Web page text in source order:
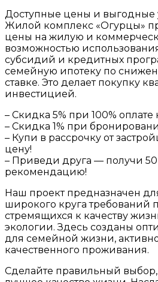
Доступные цены и выгодные
Жилой комплекс «Огурцы»
цены на жилую и
возможностью
субсидий и кредитных
семейную ипотеку по
ставке. Это делает покупку
инвестицией.
– Скидка 5% при 100%
– Скидка 1% при
– Купи в рассрочку от
цену!
– Приведи друга — получи
рекомендацию!
Наш проект предназначен
широкого круга требований
стремящихся к качеству
экологии. Здесь созданы
для семейной жизни,
качественного проживания.
Сделайте правильный